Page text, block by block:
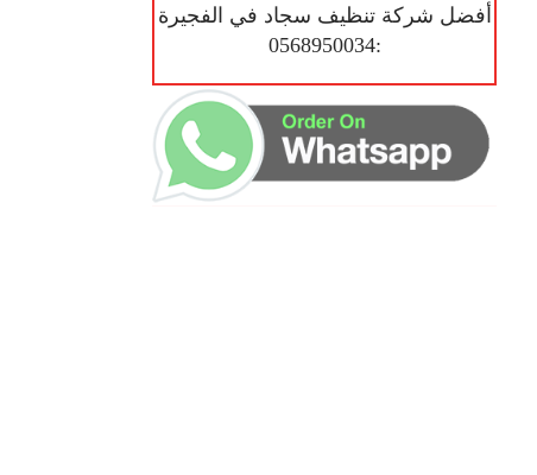
أفضل شركة تنظيف سجاد في الفجيرة
:0568950034